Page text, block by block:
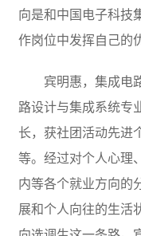
向是和中国电子科技
作岗位中发挥自己的
宾明惠，集成电
路设计与集成系统专
长，获社团活动先进
等。经过对个人心理
内等各个就业方向的
展和个人向往的生活